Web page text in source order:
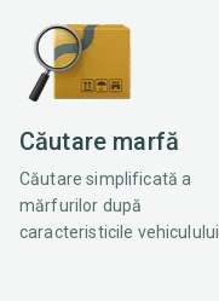
Căutare marfă
Căutare simplificată a
mărfurilor după
caracteristicile vehiculului.